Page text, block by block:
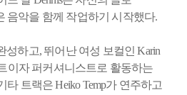
음악을 함께 작업하기 시작했다.
성하고, 뛰어난 여성 보컬인 Karin
이자 퍼커셔니스트로 활동하는
타 트랙은 Heiko Temp가 연주하고